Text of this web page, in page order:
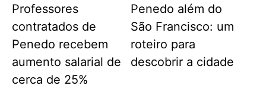
Professores
contratados de
Penedo recebem
aumento salarial de
cerca de 25%
Penedo além do
São Francisco: um
roteiro para
descobrir a cidade